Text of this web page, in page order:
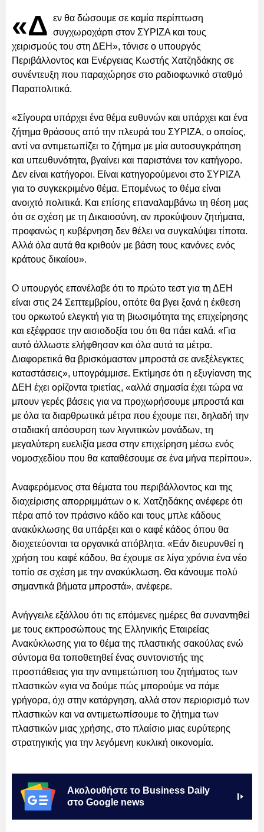
«Δ εν θα δώσουμε σε καμία περίπτωση
συγχωροχάρτι στον ΣΥΡΙΖΑ και τους
χειρισμούς του στη ΔΕΗ», τόνισε ο υπουργός
Περιβάλλοντος και Ενέργειας Κωστής Χατζηδάκης σε
συνέντευξη που παραχώρησε στο ραδιοφωνικό σταθμό
Παραπολιτικά.
«Σίγουρα υπάρχει ένα θέμα ευθυνών και υπάρχει και ένα
ζήτημα θράσους από την πλευρά του ΣΥΡΙΖΑ, ο οποίος,
αντί να αντιμετωπίζει το ζήτημα με μία αυτοσυγκράτηση
και υπευθυνότητα, βγαίνει και παριστάνει τον κατήγορο.
Δεν είναι κατήγοροι. Είναι κατηγορούμενοι στο ΣΥΡΙΖΑ
για το συγκεκριμένο θέμα. Επομένως το θέμα είναι
ανοιχτό πολιτικά. Και επίσης επαναλαμβάνω τη θέση μας
ότι σε σχέση με τη Δικαιοσύνη, αν προκύψουν ζητήματα,
προφανώς η κυβέρνηση δεν θέλει να συγκαλύψει τίποτα.
Αλλά όλα αυτά θα κριθούν με βάση τους κανόνες ενός
κράτους δικαίου».
Ο υπουργός επανέλαβε ότι το πρώτο τεστ για τη ΔΕΗ
είναι στις 24 Σεπτεμβρίου, οπότε θα βγει ξανά η έκθεση
του ορκωτού ελεγκτή για τη βιωσιμότητα της επιχείρησης
και εξέφρασε την αισιοδοξία του ότι θα πάει καλά. «Για
αυτό άλλωστε ελήφθησαν και όλα αυτά τα μέτρα.
Διαφορετικά θα βρισκόμασταν μπροστά σε ανεξέλεγκτες
καταστάσεις», υπογράμμισε. Εκτίμησε ότι η εξυγίανση της
ΔΕΗ έχει ορίζοντα τριετίας, «αλλά σημασία έχει τώρα να
μπουν γερές βάσεις για να προχωρήσουμε μπροστά και
με όλα τα διαρθρωτικά μέτρα που έχουμε πει, δηλαδή την
σταδιακή απόσυρση των λιγνιτικών μονάδων, τη
μεγαλύτερη ευελιξία μεσα στην επιχείρηση μέσω ενός
νομοσχεδίου που θα καταθέσουμε σε ένα μήνα περίπου».
Αναφερόμενος στα θέματα του περιβάλλοντος και της
διαχείρισης απορριμμάτων ο κ. Χατζηδάκης ανέφερε ότι
πέρα από τον πράσινο κάδο και τους μπλε κάδους
ανακύκλωσης θα υπάρξει και ο καφέ κάδος όπου θα
διοχετεύονται τα οργανικά απόβλητα. «Εάν διευρυνθεί η
χρήση του καφέ κάδου, θα έχουμε σε λίγα χρόνια ένα νέο
τοπίο σε σχέση με την ανακύκλωση. Θα κάνουμε πολύ
σημαντικά βήματα μπροστά», ανέφερε.
Ανήγγειλε εξάλλου ότι τις επόμενες ημέρες θα συναντηθεί
με τους εκπροσώπους της Ελληνικής Εταιρείας
Ανακύκλωσης για το θέμα της πλαστικής σακούλας ενώ
σύντομα θα τοποθετηθεί ένας συντονιστής της
προσπάθειας για την αντιμετώπιση του ζητήματος των
πλαστικών «για να δούμε πώς μπορούμε να πάμε
γρήγορα, όχι στην κατάργηση, αλλά στον περιορισμό των
πλαστικών και να αντιμετωπίσουμε το ζήτημα των
πλαστικών μιας χρήσης, στο πλαίσιο μιας ευρύτερης
στρατηγικής για την λεγόμενη κυκλική οικονομία.
Ακολουθήστε το Business Daily
στο Google news